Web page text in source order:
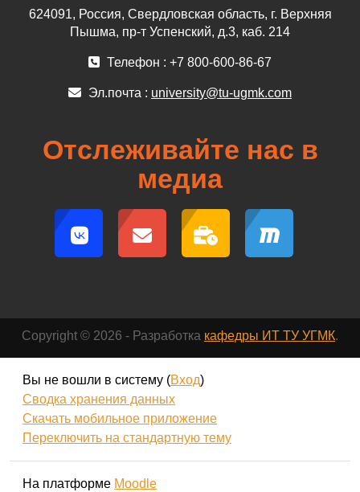
624091, Россия, Свердловская область, г. Верхняя
Пышма, пр-т Успенский, д.3, каб. 214
Телефон : +7 800-600-86-67
Эл.почта : university@tu-ugmk.com
Отслеживайте нас в
медиа
Copyright © 2026 - Разработка кафедры ИТ ТУ УГМК.
Вы не вошли в систему (Вход)
Сводка хранения данных
Скачать мобильное приложение
Переключить на стандартную тему
На платформе Moodle